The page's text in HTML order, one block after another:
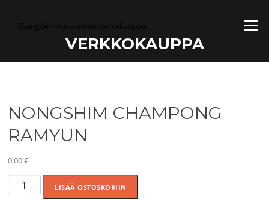
Valikko
VERKKOKAUPPA
NONGSHIM CHAMPONG
RAMYUN
0,00€
NONGSHIM
CHAMPONG
LISÄÄ OSTOSKORIIN